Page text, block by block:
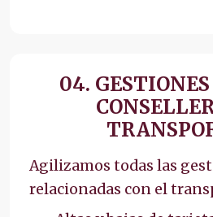
04.
Agilizamos todas las
relacionadas con el